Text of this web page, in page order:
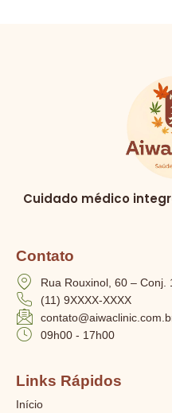
Cuidado médico
Contato
Rua Rouxinol, 60 – Conj.
(11) 9XXXX-XXXX
09h00 - 17h00
Links Rápidos
Início